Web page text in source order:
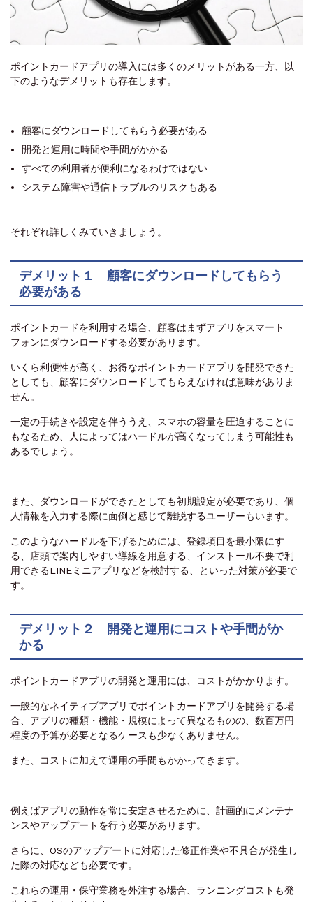
ポイントカードアプリの導入には多くのメリットがある一方、以
下のようなデメリットも存在します。
顧客にダウンロードしてもらう必要がある
開発と運用に時間や手間がかかる
すべての利用者が便利になるわけではない
システム障害や通信トラブルのリスクもある
それぞれ詳しくみていきましょう。
デメリット１ 顧客にダウンロードしてもらう
必要がある
ポイントカードを利用する場合、顧客はまずアプリをスマート
フォンにダウンロードする必要があります。
いくら利便性が高く、お得なポイントカードアプリを開発できた
としても、顧客にダウンロードしてもらえなければ意味がありま
せん。
一定の手続きや設定を伴ううえ、スマホの容量を圧迫することに
もなるため、人によってはハードルが高くなってしまう可能性も
あるでしょう。
また、ダウンロードができたとしても初期設定が必要であり、個
人情報を入力する際に面倒と感じて離脱するユーザーもいます。
このようなハードルを下げるためには、登録項目を最小限にす
る、店頭で案内しやすい導線を用意する、インストール不要で利
用できるLINEミニアプリなどを検討する、といった対策が必要で
す。
デメリット２ 開発と運用にコストや手間がか
かる
ポイントカードアプリの開発と運用には、コストがかかります。
一般的なネイティブアプリでポイントカードアプリを開発する場
合、アプリの種類・機能・規模によって異なるものの、数百万円
程度の予算が必要となるケースも少なくありません。
また、コストに加えて運用の手間もかかってきます。
例えばアプリの動作を常に安定させるために、計画的にメンテナ
ンスやアップデートを行う必要があります。
さらに、OSのアップデートに対応した修正作業や不具合が発生し
た際の対応なども必要です。
これらの運用・保守業務を外注する場合、ランニングコストも発